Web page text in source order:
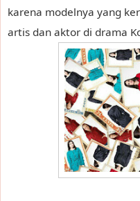
karena modelnya yang
artis dan aktor di drama